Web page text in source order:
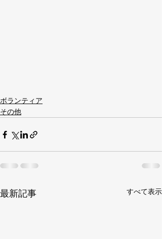
ボランティア
その他
最新記事 すべて表示